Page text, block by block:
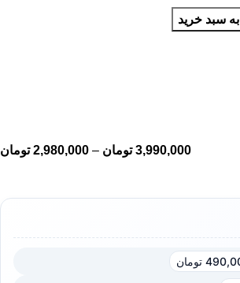
سبد خرید
3,990,000 تومان –
2,980,000 تومان
تومان